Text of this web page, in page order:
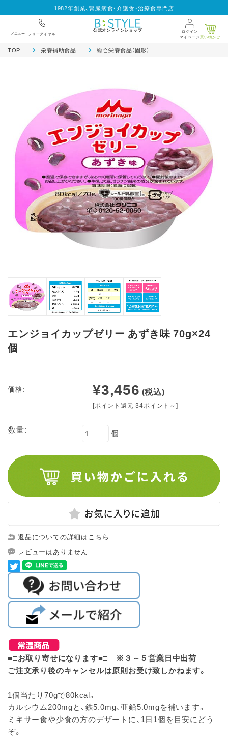
1982年創業、腎臓病食・介護食・治療食専門店
メニュー フリーダイヤル
公式オンラインショップ
ログイン
マイページ買い物かご
TOP 栄養補助食品 総合栄養食品（固形）
エンジョイカップゼリー あずき味 70g×24
個
価格: ¥3,456 (税込)
[ポイント還元 34ポイント～]
数量: 個
返品についての詳細はこちら
レビューはありません
■□お取り寄せになります■□ ※３～５営業日中出荷
ご注文承り後のキャンセルは原則お受け致しかねます。
1個当たり70gで80kcal。
カルシウム200mgと、鉄5.0mg、亜鉛5.0mgを補います。
ミキサー食や少食の方のデザートに、1日1個を目安にどう
ぞ。